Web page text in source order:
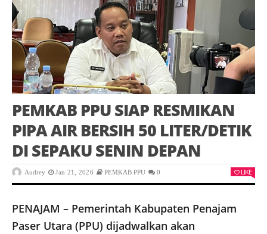
PEMKAB PPU SIAP RESMIKAN
PIPA AIR BERSIH 50 LITER/DETIK
DI SEPAKU SENIN DEPAN
Audrey Jan 21, 2026 PEMKAB PPU 0 LIKE
PENAJAM – Pemerintah Kabupaten Penajam
Paser Utara (PPU) dijadwalkan akan